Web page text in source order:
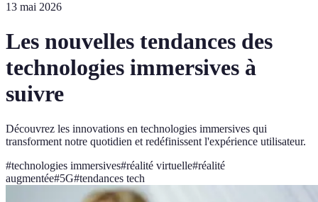
13 mai 2026
Les nouvelles tendances des
technologies immersives à
suivre
Découvrez les innovations en technologies immersives qui
transforment notre quotidien et redéfinissent l'expérience utilisateur.
#technologies immersives#réalité virtuelle#réalité
augmentée#5G#tendances tech